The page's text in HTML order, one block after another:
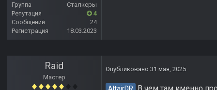
Группа
Сталкеры
Репутация
4
Сообщений
24
Регистрация
18.03.2023
Raid
Мастер
Опубликовано 31 мая, 2025